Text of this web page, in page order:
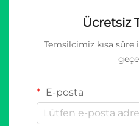
Ücretsiz
Temsilcimiz kısa
E-posta